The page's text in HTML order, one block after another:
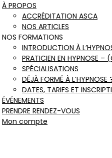
À PROPOS
ACCRÉDITATION ASCA
NOS ARTICLES
NOS FORMATIONS
INTRODUCTION À
PRATICIEN EN HYPNOSE –
SPÉCIALISATIONS
DÉJÀ FORMÉ À L’HYPNOSE
DATES, TARIFS ET
ÉVÉNEMENTS
PRENDRE RENDEZ-VOUS
Mon compte